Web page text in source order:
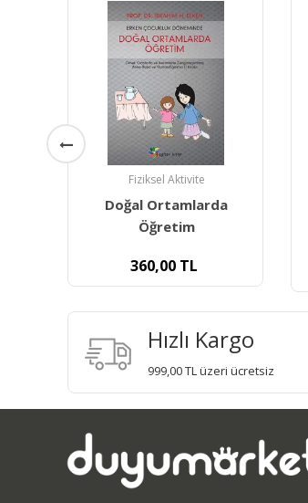
Fiziksel Aktivite
Lapa Lapa Kelebek
Yağıyordu - Charles
49,90TL
Hızlı Kargo
999,00 TL üzeri ücretsiz